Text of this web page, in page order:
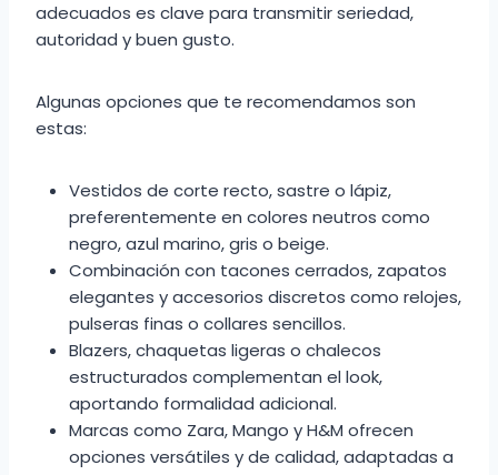
adecuados es clave para transmitir seriedad,
autoridad y buen gusto.
Algunas opciones que te recomendamos son
estas:
Vestidos de corte recto, sastre o lápiz,
preferentemente en colores neutros como
negro, azul marino, gris o beige.
Combinación con tacones cerrados, zapatos
elegantes y accesorios discretos como relojes,
pulseras finas o collares sencillos.
Blazers, chaquetas ligeras o chalecos
estructurados complementan el look,
aportando formalidad adicional.
Marcas como Zara, Mango y H&M ofrecen
opciones versátiles y de calidad, adaptadas a